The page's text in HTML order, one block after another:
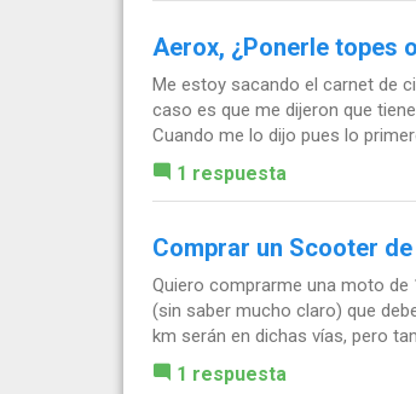
Aerox, ¿Ponerle topes
Me estoy sacando el carnet de
caso es que me dijeron que
Cuando me lo dijo pues lo
1 respuesta
Comprar un Scooter
Quiero comprarme una moto de
(sin saber mucho claro) que
km serán en dichas vías, pero
1 respuesta